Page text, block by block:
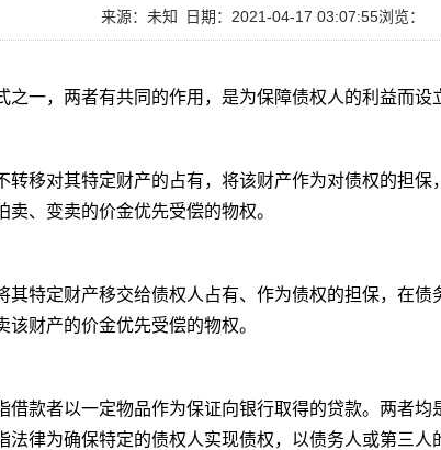
来源：未知 日期：2021-04-17 03:07:55浏览：
之一，两者有共同的作用，是为保障债权人的利益而设
转移对其特定财产的占有，将该财产作为对债权的担
、变卖的价金优先受偿的物权。
其特定财产移交给债权人占有、作为债权的担保，在
财产的价金优先受偿的物权。
借款者以一定物品作为保证向银行取得的贷款。两者均
法律为确保特定的债权人实现债权，以债务人或第三